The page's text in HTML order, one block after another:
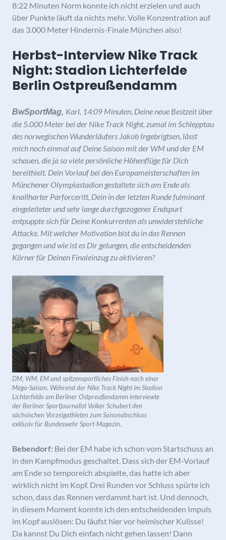
8:22 Minuten Norm konnte ich nicht erzielen und auch
über Punkte läuft da nichts mehr. Volle Konzentration auf
das 3.000 Meter Hindernis-Finale München also!
Herbst-Interview Nike Track
Night: Stadion Lichterfelde
Berlin Ostpreußendamm
BwSportMag, Karl, 14:09 Minuten, Deine neue Bestzeit über
die 5.000 Meter bei der Nike Track Night, zumal im Schlepptau
des norwegischen Wunderläufers Jakob Ingebrigtsen, lässt
mich noch einmal auf Deine Saison mit der WM und der EM
schauen, die ja so viele persönliche Höhenflüge für Dich
bereithielt. Dein Vorlauf bei den Europameisterschaften im
Münchener Olympiastadion gestaltete sich am Ende als
knallharter Parforceritt, Dein in der letzten Runde fulminant
eingeleiteter und sehr lange durchgezogener Endspurt
entpuppte sich für Deine Konkurrenten als unwiderstehliche
Attacke. Mit welcher Motivation bist du in das Rennen
gegangen und wie ist es Dir gelungen, die entscheidenden
Körner für Deinen Finaleinzug zu aktivieren?
DM, WM, EM und spitzensportliches Finish nach einer
Mega-Saison. Während der Nike Track Night im Stadion
Lichterfelde am Berliner Ostpreußendamm interviewte
der Berliner Sportjournalist Volker Schubert den
sächsischen Vorzeigathleten zum Saisonabschluss
exklusiv für Bundeswehr Sport-Magazin.
Bebendorf: Bei der EM habe ich schon vom Startschuss an
in den Kampfmodus geschaltet. Dass sich der EM-Vorlauf
am Ende so temporeich abspielte, das hatte ich aber
wirklich nicht im Kopf. Drei Runden vor Schluss spürte ich
schon, dass das Rennen verdammt hart ist. Und dennoch,
in diesem Moment konnte ich den entscheidenden Impuls
im Kopf auslösen: Du läufst hier vor heimischer Kulisse!
Da kannst Du Dich einfach nicht gehen lassen! Dann